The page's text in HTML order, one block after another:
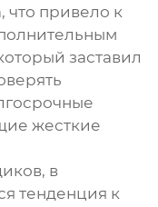
что привело к
заставил
жесткие
в
тенденция к